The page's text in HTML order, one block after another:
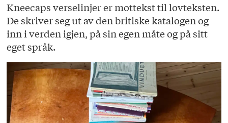
Kneecaps verselinjer er mottekst til lovteksten.
De skriver seg ut av den britiske katalogen og
inn i verden igjen, på sin egen måte og på sitt
eget språk.